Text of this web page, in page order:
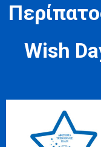
Wish